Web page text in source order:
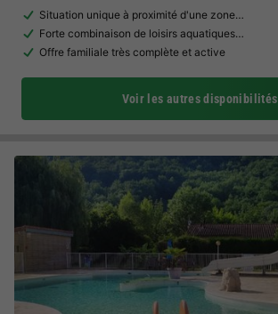
Situation unique à proximité d'une zone…
Forte combinaison de loisirs aquatiques…
Offre familiale très complète et active
Voir les autres disponibilités